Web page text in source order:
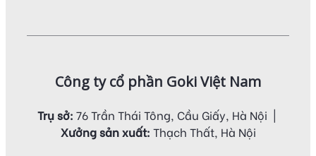
Công ty cổ phần Goki Việt Nam
Trụ sở: 76 Trần Thái Tông, Cầu Giấy, Hà Nội |
Xưởng sản xuất: Thạch Thất, Hà Nội